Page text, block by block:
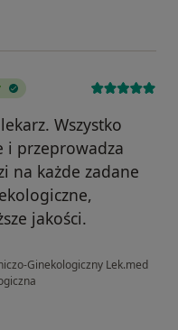
Wszystko
i przeprowadza
na każde zadane
jakości.
Ginekologiczny Lek.med